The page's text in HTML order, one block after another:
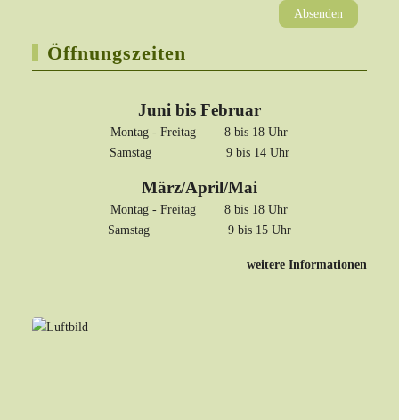
Absenden
Öffnungszeiten
Juni bis Februar
Montag - Freitag 8 bis 18 Uhr
Samstag 9 bis 14 Uhr
März/April/Mai
Montag - Freitag 8 bis 18 Uhr
Samstag 9 bis 15 Uhr
weitere Informationen